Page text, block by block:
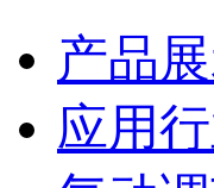
产品
应用